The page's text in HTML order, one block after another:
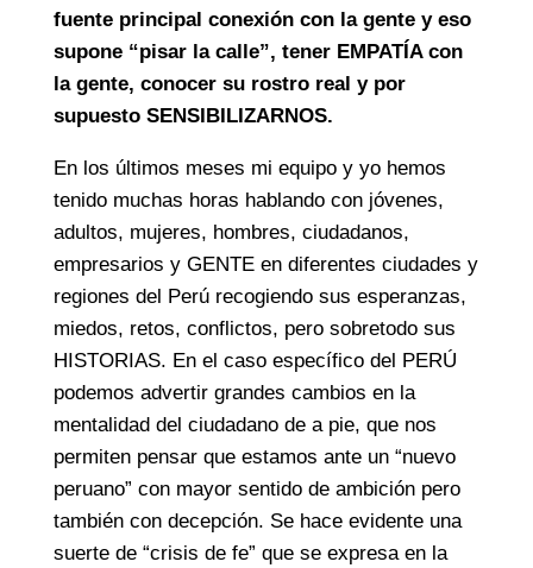
fuente principal conexión con la gente y eso
supone “pisar la calle”, tener EMPATÍA con
la gente, conocer su rostro real y por
supuesto SENSIBILIZARNOS.
En los últimos meses mi equipo y yo hemos
tenido muchas horas hablando con jóvenes,
adultos, mujeres, hombres, ciudadanos,
empresarios y GENTE en diferentes ciudades y
regiones del Perú recogiendo sus esperanzas,
miedos, retos, conflictos, pero sobretodo sus
HISTORIAS. En el caso específico del PERÚ
podemos advertir grandes cambios en la
mentalidad del ciudadano de a pie, que nos
permiten pensar que estamos ante un “nuevo
peruano” con mayor sentido de ambición pero
también con decepción. Se hace evidente una
suerte de “crisis de fe” que se expresa en la